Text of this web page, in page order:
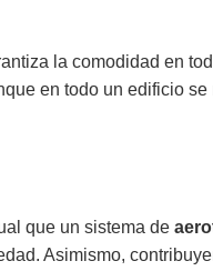
la comodidad en
en todo un edificio
que un sistema de
Asimismo,